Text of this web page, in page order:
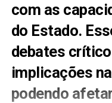
com as
do Estado.
debates
implicações
podendo